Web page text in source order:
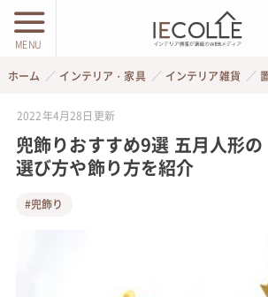
MENU
ホーム インテリア・家具 インテリア雑貨
2022年4月28日 更新
兜飾りおすすめ9選 五月人形
選び方や飾り方を紹介
#兜飾り